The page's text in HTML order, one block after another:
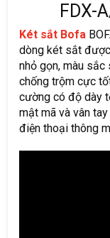
FDX-
Két sắt Bofa
dòng két sắt
nhỏ gọn, màu sắc
chống trộm cực
cường có độ dày
mật mã và vân
điện thoại thông